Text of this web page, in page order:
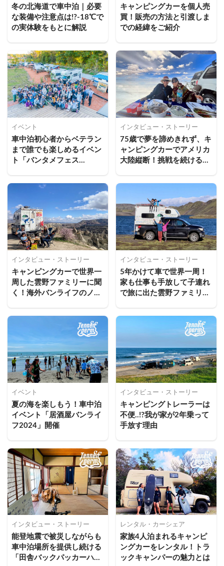
冬の北海道で車中泊｜必要
な装備や注意点は!?-18℃で
の実体験をもとに解説
キャンピングカーを個人売
買！販売の方法と引渡しま
での経緯をご紹介
イベント
車中泊初心者からベテラン
まで誰でも楽しめるイベン
ト「バンタメフェス
インタビュー・ストーリー
75歳で夢を諦めきれず、キ
ャンピングカーでアメリカ
大陸縦断！挑戦を続けるパ
インタビュー・ストーリー
キャンピングカーで世界一
周した雲野ファミリーに聞
く！海外バンライフのノウ
インタビュー・ストーリー
5年かけて車で世界一周！
家も仕事も手放して子連れ
で旅に出た雲野ファミリー
イベント
夏の海を楽しもう！車中泊
イベント「居酒屋バンライ
フ2024」開催
インタビュー・ストーリー
キャンピングトレーラーは
不便..!?我が家が2年乗って
手放す理由
インタビュー・ストーリー
能登地震で被災しながらも
車中泊場所を提供し続ける
「田舎バックパッカーハウ
レンタル・カーシェア
家族4人泊まれるキャンピ
ングカーをレンタル！トラ
ックキャンパーの魅力とは